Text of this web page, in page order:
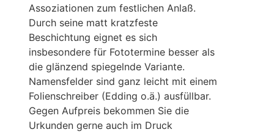
Assoziationen zum festlichen Anlaß.
Durch seine matt kratzfeste
Beschichtung eignet es sich
insbesondere für Fototermine besser als
die glänzend spiegelnde Variante.
Namensfelder sind ganz leicht mit einem
Folienschreiber (Edding o.ä.) ausfüllbar.
Gegen Aufpreis bekommen Sie die
Urkunden gerne auch im Druck